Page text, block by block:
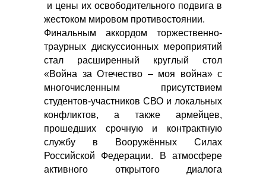
и цены их освободительного подвига в
жестоком мировом противостоянии.
Финальным аккордом торжественно-
траурных дискуссионных мероприятий
стал расширенный круглый стол
«Война за Отечество – моя война» с
многочисленным присутствием
студентов-участников СВО и локальных
конфликтов, а также армейцев,
прошедших срочную и контрактную
службу в Вооружённых Силах
Российской Федерации. В атмосфере
активного открытого диалога